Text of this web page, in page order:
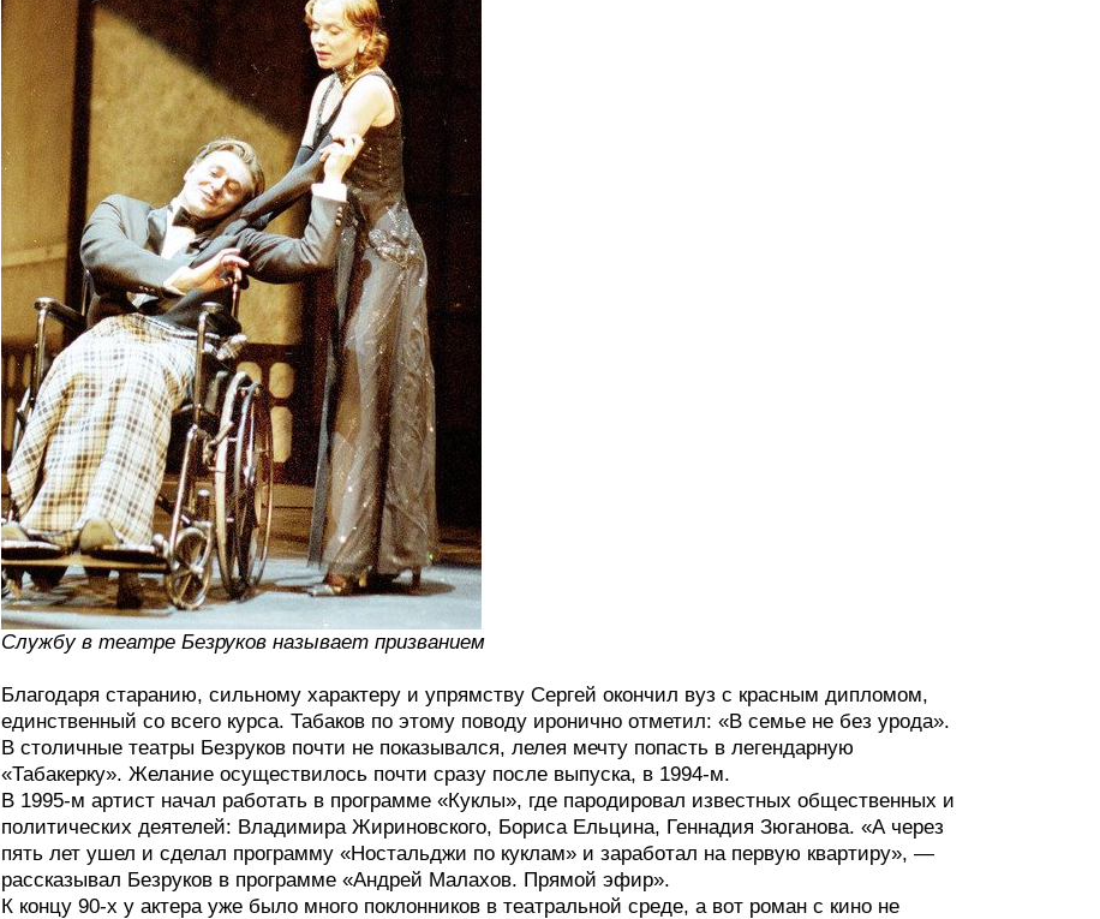
Службу в театре Безруков называет призванием
Благодаря старанию, сильному характеру и упрямству Сергей окончил вуз с красным дипломом,
единственный со всего курса. Табаков по этому поводу иронично отметил: «В семье не без урода».
В столичные театры Безруков почти не показывался, лелея мечту попасть в легендарную
«Табакерку». Желание осуществилось почти сразу после выпуска, в 1994-м.
В 1995-м артист начал работать в программе «Куклы», где пародировал известных общественных и
политических деятелей: Владимира Жириновского, Бориса Ельцина, Геннадия Зюганова. «А через
пять лет ушел и сделал программу «Ностальджи по куклам» и заработал на первую квартиру», —
рассказывал Безруков в программе «Андрей Малахов. Прямой эфир».
К концу 90-х у актера уже было много поклонников в театральной среде, а вот роман с кино не